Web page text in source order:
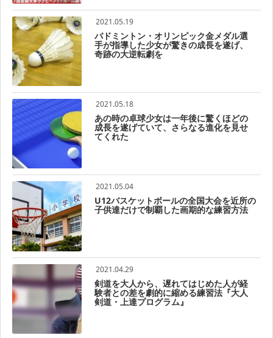
2021.05.19
バドミントン・オリンピック金メダル選
手が指導した少女が驚きの成長を遂げ、
奇跡の大逆転劇を
2021.05.18
あの時の卓球少女は一年後に驚くほどの
成長を遂げていて、さらなる進化を見せ
てくれた
2021.05.04
U12バスケットボールの全国大会を近所の
子供達だけで制覇した画期的な練習方法
2021.04.29
剣道を大人から、遅れてはじめた人が経
験者との差を劇的に縮める練習法『大人
剣道・上達プログラム』